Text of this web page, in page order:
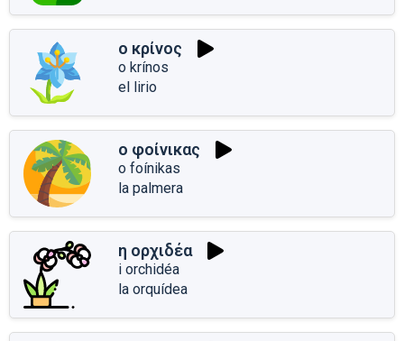
ο κρίνος
o krínos
el lirio
ο φοίνικας
o foínikas
la palmera
η ορχιδέα
i orchidéa
la orquídea